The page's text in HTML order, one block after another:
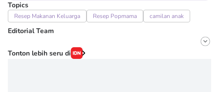
Topics
Resep Makanan Keluarga Resep Popmama camilan anak
Editorial Team
Editor
Tonton lebih seru di